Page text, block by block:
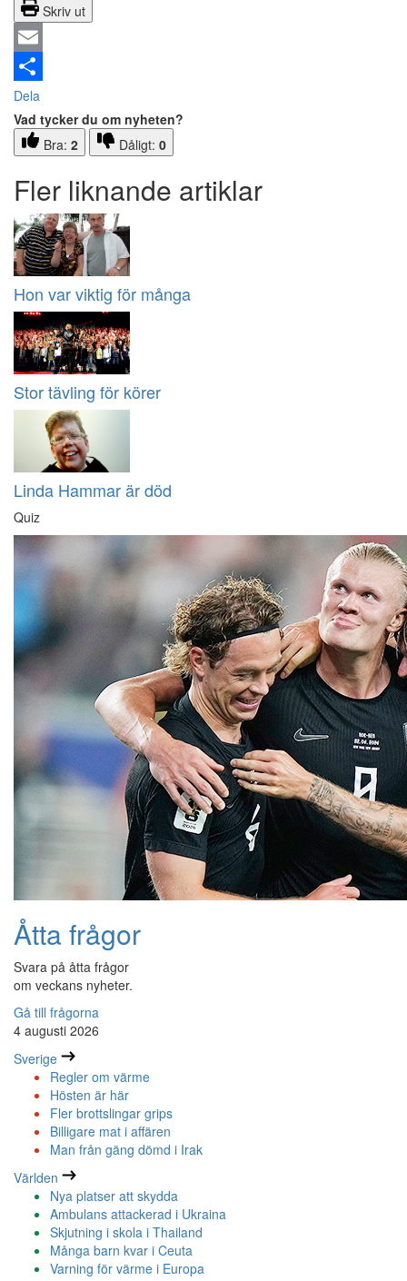
Skriv ut
Email
Dela
Vad tycker du om nyheten?
Bra: 2 Dåligt: 0
Fler liknande artiklar
Hon var viktig för många
Stor tävling för körer
Linda Hammar är död
Quiz
Åtta frågor
Svara på åtta frågor
om veckans nyheter.
Gå till frågorna
4 augusti 2026
Sverige
Regler om värme
Hösten är här
Fler brottslingar grips
Billigare mat i affären
Man från gäng dömd i Irak
Världen
Nya platser att skydda
Ambulans attackerad i Ukraina
Skjutning i skola i Thailand
Många barn kvar i Ceuta
Varning för värme i Europa